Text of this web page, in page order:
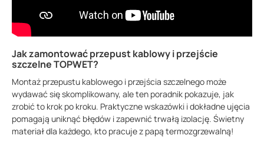
Jak zamontować przepust kablowy i przejście
szczelne TOPWET?
Montaż przepustu kablowego i przejścia szczelnego może
wydawać się skomplikowany, ale ten poradnik pokazuje, jak
zrobić to krok po kroku. Praktyczne wskazówki i dokładne ujęcia
pomagają uniknąć błędów i zapewnić trwałą izolację. Świetny
materiał dla każdego, kto pracuje z papą termozgrzewalną!